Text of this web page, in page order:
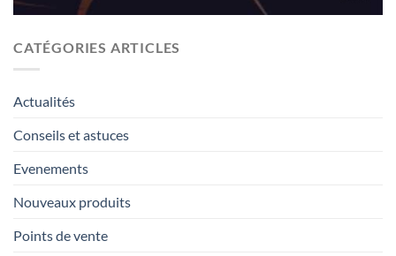
CATÉGORIES ARTICLES
Actualités
Conseils et astuces
Evenements
Nouveaux produits
Points de vente